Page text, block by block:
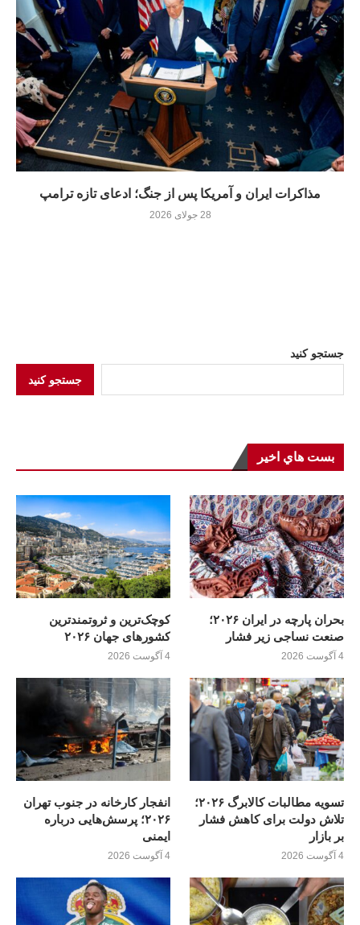
مذاکرات ایران و آمریکا پس از جنگ؛ ادعای تازه ترامپ
28 جولای 2026
جستجو کنید
جستجو کنید
بست هاي اخير
بحران پارچه در ایران ۲۰۲۶؛
صنعت نساجی زیر فشار
4 آگوست 2026
کوچک‌ترین و ثروتمندترین
کشورهای جهان ۲۰۲۶
4 آگوست 2026
تسویه مطالبات کالابرگ ۲۰۲۶؛
تلاش دولت برای کاهش فشار
بر بازار
4 آگوست 2026
انفجار کارخانه در جنوب تهران
۲۰۲۶؛ پرسش‌هایی درباره
ایمنی
4 آگوست 2026